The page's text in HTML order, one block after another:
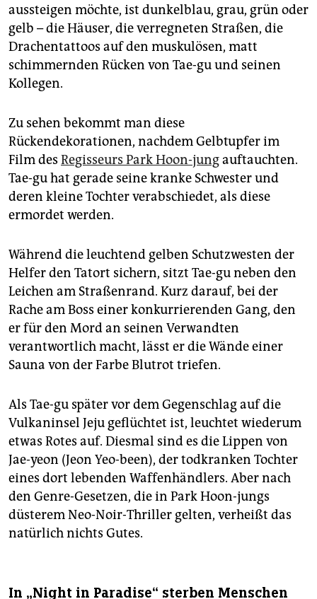
genossenschaft
epaper login
aussteigen möchte, ist dunkelblau, grau, grün oder
gelb – die Häuser, die verregneten Straßen, die
Drachentattoos auf den muskulösen, matt
schimmernden Rücken von Tae-gu und seinen
Kollegen.
Zu sehen bekommt man diese
Rückendekorationen, nachdem Gelbtupfer im
Film des Regisseurs Park Hoon-jungauftauchten.
Tae-gu hat gerade seine kranke Schwester und
deren kleine Tochter verabschiedet, als diese
ermordet werden.
Während die leuchtend gelben Schutzwesten der
Helfer den Tatort sichern, sitzt Tae-gu neben den
Leichen am Straßenrand. Kurz darauf, bei der
Rache am Boss einer konkurrierenden Gang, den
er für den Mord an seinen Verwandten
verantwortlich macht, lässt er die Wände einer
Sauna von der Farbe Blutrot triefen.
Als Tae-gu später vor dem Gegenschlag auf die
Vulkaninsel Jeju geflüchtet ist, leuchtet wiederum
etwas Rotes auf. Diesmal sind es die Lippen von
Jae-yeon (Jeon Yeo-been), der todkranken Tochter
eines dort lebenden Waffenhändlers. Aber nach
den Genre-Gesetzen, die in Park Hoon-jungs
düsterem Neo-Noir-Thriller gelten, verheißt das
natürlich nichts Gutes.
In „Night in Paradise“ sterben Menschen